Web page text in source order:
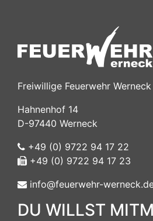
Freiwillige Feuerwehr Werneck
Hahnenhof 14
D-97440 Werneck
+49 (0) 9722 94 17 22
+49 (0) 9722 94 17 23
info@feuerwehr-
DU WILLST